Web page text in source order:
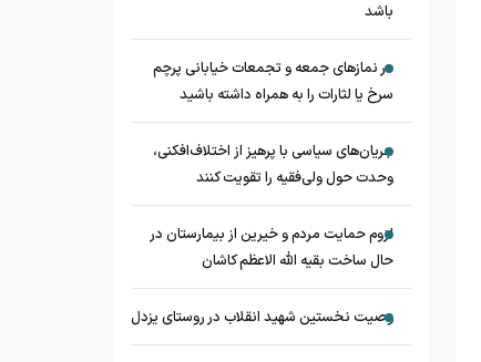
باشد
در نماز‌های جمعه و تجمعات خیابانی پرچم
سرخ یا لثارات را به همراه داشته باشید
جریان‌های سیاسی با پرهیز از اختلاف‌افکنی،
وحدت حول ولی‌فقیه را تقویت کنند
لزوم حمایت مردم و خیرین از بیمارستان در
حال ساخت بقیه الله الاعظم کاشان
وصیت نخستین شهید انقلاب در روستای یزدل